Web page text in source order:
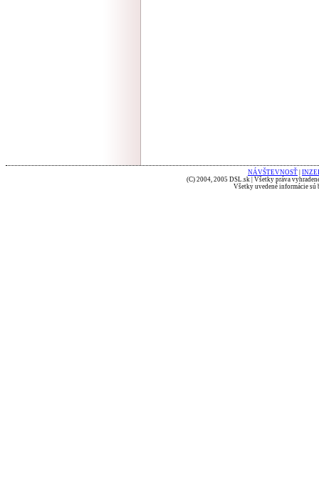
NÁVŠTEVNOSŤ
(C) 2004, 2005 DSL.sk | Všetky práva
Všetky uvedené informácie sú